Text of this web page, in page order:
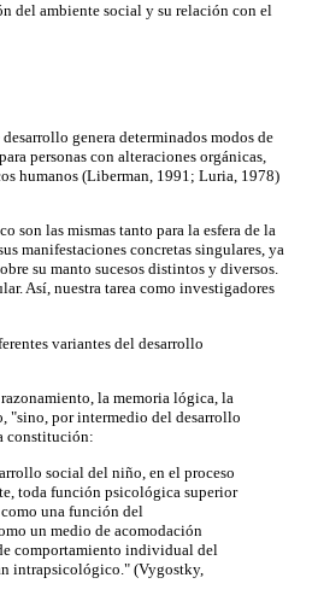
del ambiente social y su relación con el
genera determinados modos de
personas con alteraciones orgánicas,
humanos (Liberman, 1991; Luria, 1978)
son las mismas tanto para la esfera de la
manifestaciones concretas singulares, ya
su manto sucesos distintos y diversos.
Así, nuestra tarea como investigadores
variantes del desarrollo
la memoria lógica, la
"sino, por intermedio del desarrollo
constitución:
social del niño, en el proceso
toda función psicológica superior
una función del
un medio de acomodación
comportamiento individual del
intrapsicológico." (Vygostky,